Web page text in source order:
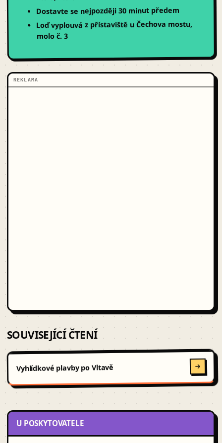
Dostavte se nejpozději 30 minut předem
Loď vyplouvá z přístaviště u Čechova mostu,
molo č. 3
REKLAMA
SOUVISEJÍCÍ ČTENÍ
Vyhlídkové plavby po Vltavě
U POSKYTOVATELE